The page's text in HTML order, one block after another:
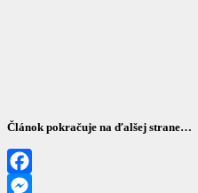
Článok pokračuje na ďalšej strane…
Facebook